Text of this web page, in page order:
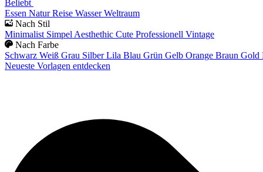
Beliebt
Essen Natur Reise Wasser Weltraum
Nach Stil
Minimalist Simpel Aesthethic Cute Professionell Vintage
Nach Farbe
Schwarz Weiß Grau Silber Lila Blau Grün Gelb Orange Braun Gold
Neueste Vorlagen entdecken